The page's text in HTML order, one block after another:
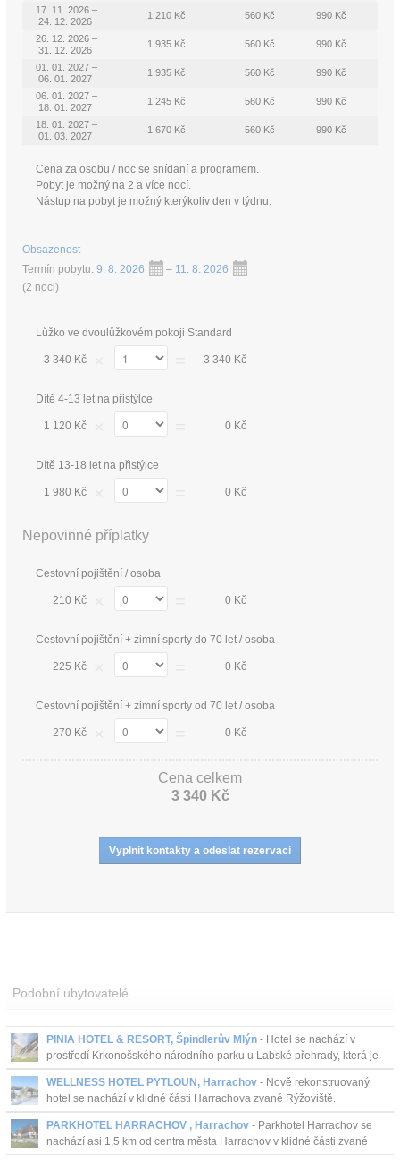
17. 11. 2026 –
24. 12. 2026
1 210 Kč 560 Kč 990 Kč
26. 12. 2026 –
31. 12. 2026
1 935 Kč 560 Kč 990 Kč
01. 01. 2027 –
06. 01. 2027
1 935 Kč 560 Kč 990 Kč
06. 01. 2027 –
18. 01. 2027
1 245 Kč 560 Kč 990 Kč
18. 01. 2027 –
01. 03. 2027
1 670 Kč 560 Kč 990 Kč
Cena za osobu / noc se snídaní a programem.
Pobyt je možný na 2 a více nocí.
Nástup na pobyt je možný kterýkoliv den v týdnu.
Obsazenost
Termín pobytu: 9. 8. 2026 – 11. 8. 2026
(2 noci)
Lůžko ve dvoulůžkovém pokoji Standard
3 340 Kč 3 340 Kč
Dítě 4-13 let na přistýlce
1 120 Kč 0 Kč
Dítě 13-18 let na přistýlce
1 980 Kč 0 Kč
Nepovinné příplatky
Cestovní pojištění / osoba
210 Kč 0 Kč
Cestovní pojištění + zimní sporty do 70 let / osoba
225 Kč 0 Kč
Cestovní pojištění + zimní sporty od 70 let / osoba
270 Kč 0 Kč
Cena celkem
3 340 Kč
Podobní ubytovatelé
PINIA HOTEL & RESORT, Špindlerův Mlýn - Hotel se nachází v
prostředí Krkonošského národního parku u Labské přehrady, která je
nejvýše položenou přehradou na Labi, v nadmořské ...
WELLNESS HOTEL PYTLOUN, Harrachov - Nově rekonstruovaný
hotel se nachází v klidné části Harrachova zvané Rýžoviště.
PARKHOTEL HARRACHOV , Harrachov - Parkhotel Harrachov se
nachází asi 1,5 km od centra města Harrachov v klidné části zvané
Rýžoviště. Je ideální volbou rodinné dovolené ...